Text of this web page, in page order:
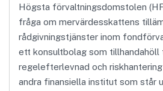
Högsta förvaltningsdomstolen
fråga om mervärdesskattens
rådgivningstjänster inom
ett konsultbolag som tillhandahöll
regelefterlevnad och
andra finansiella institut som står